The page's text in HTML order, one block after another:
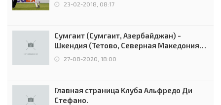
23-02-2018, 08:17
Сумгаит (Сумгаит, Азербайджан) -
Шкендия (Тетово, Северная Македония) -
0:2 (0:0)
27-08-2020, 18:00
Главная страница Клуба Альфредо Ди
Стефано.